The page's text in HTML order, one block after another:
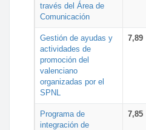
través del Área de
Comunicación
Gestión de ayudas y
actividades de
promoción del
valenciano
organizadas por el
SPNL
7,89
Programa de
integración de
7,85